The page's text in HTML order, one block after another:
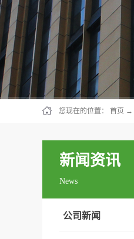
您现在的位置： 首页 →
新闻资讯
News
公司新闻